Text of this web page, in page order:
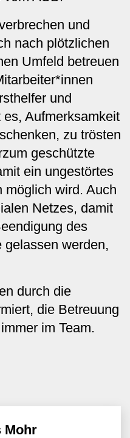
und
nach plötzlichen
Umfeld betreuen
und
Aufmerksamkeit
zu trösten
geschützte
ein ungestörtes
möglich wird. Auch
Netzes, damit
des
werden,
durch die
die Betreuung
im Team.
Mohr